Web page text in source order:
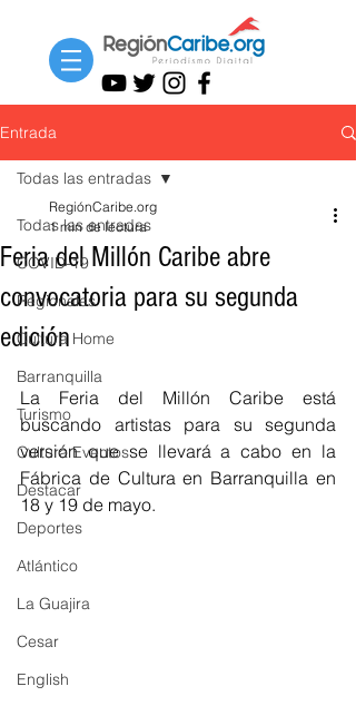
Entrada
Todas las entradas
COVID-19
Regionales
Cultura Home
Barranquilla
Turismo
Cultura Eventos
Destacar
Deportes
Atlántico
La Guajira
Cesar
English
Todas las entradas
Feria del Millón Caribe abre
convocatoria para su segunda
edición
RegiónCaribe.org
1 min de lectura
La Feria del Millón Caribe está
buscando artistas para su segunda
versión que se llevará a cabo en la
Fábrica de Cultura en Barranquilla en
18 y 19 de mayo.